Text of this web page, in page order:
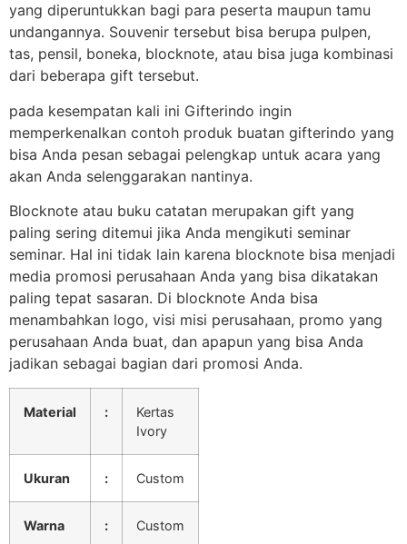
yang diperuntukkan bagi para peserta maupun tamu
undangannya. Souvenir tersebut bisa berupa pulpen,
tas, pensil, boneka, blocknote, atau bisa juga kombinasi
dari beberapa gift tersebut.
pada kesempatan kali ini Gifterindo ingin
memperkenalkan contoh produk buatan gifterindo yang
bisa Anda pesan sebagai pelengkap untuk acara yang
akan Anda selenggarakan nantinya.
Blocknote atau buku catatan merupakan gift yang
paling sering ditemui jika Anda mengikuti seminar
seminar. Hal ini tidak lain karena blocknote bisa menjadi
media promosi perusahaan Anda yang bisa dikatakan
paling tepat sasaran. Di blocknote Anda bisa
menambahkan logo, visi misi perusahaan, promo yang
perusahaan Anda buat, dan apapun yang bisa Anda
jadikan sebagai bagian dari promosi Anda.
Material :
Kertas
Ivory
Ukuran : Custom
Warna : Custom